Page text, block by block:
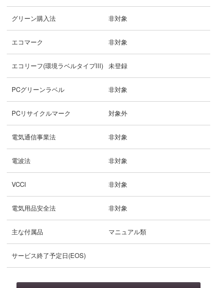
グリーン購入法 非対象
エコマーク 非対象
エコリーフ(環境ラベルタイプIII) 未登録
PCグリーンラベル 非対象
PCリサイクルマーク 対象外
電気通信事業法 非対象
電波法 非対象
VCCI 非対象
電気用品安全法 非対象
主な付属品 マニュアル類
サービス終了予定日(EOS)